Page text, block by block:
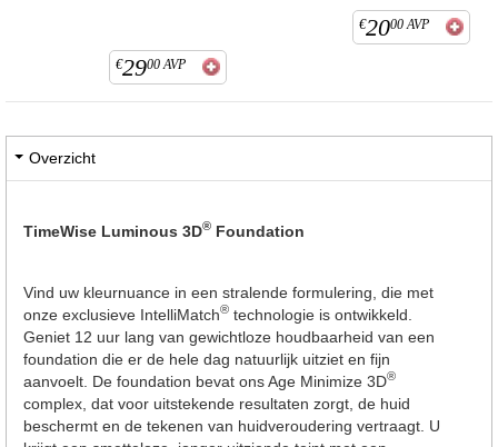
€2900 AVP
€2000 AVP
Overzicht
TimeWise Luminous 3D® Foundation
Vind uw kleurnuance in een stralende formulering, die met
onze exclusieve IntelliMatch® technologie is ontwikkeld.
Geniet 12 uur lang van gewichtloze houdbaarheid van een
foundation die er de hele dag natuurlijk uitziet en fijn
aanvoelt. De foundation bevat ons Age Minimize 3D®
complex, dat voor uitstekende resultaten zorgt, de huid
beschermt en de tekenen van huidveroudering vertraagt. U